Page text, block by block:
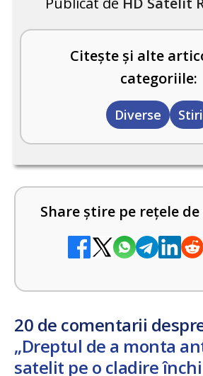
Citește și alte
categoriile:
Diverse Stiri
Share știre pe rețele
20 de comentarii
„Dreptul de a monta
satelit pe o cladire